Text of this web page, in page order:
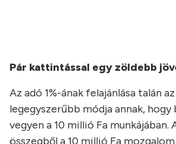
Pár kattintással egy zöldebb
Az adó 1%-ának felajánlása talán
legegyszerűbb módja annak, hogy
vegyen a 10 millió Fa
összegből a 10 millió Fa